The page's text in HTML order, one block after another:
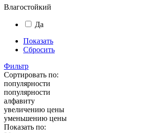
Влагостойкий
Да
Показать
Сбросить
Фильтр
Сортировать по:
популярности
популярности
алфавиту
увеличению цены
уменьшению цены
Показать по: